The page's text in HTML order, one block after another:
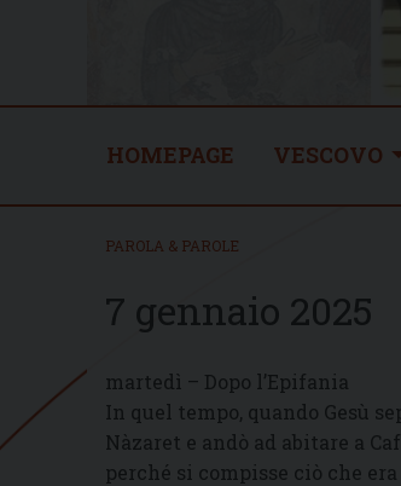
HOMEPAGE VESCOVO
PAROLA & PAROLE
7 gennaio 2025
martedì – Dopo l’Epifania
In quel tempo, quando Gesù
Nàzaret e andò ad abitare a
perché si compisse ciò che